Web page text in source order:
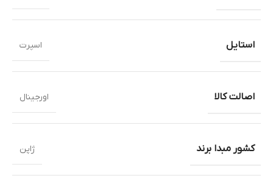
استایل اسپرت
اصالت کالا اورجینال
کشور مبدا برند ژاپن